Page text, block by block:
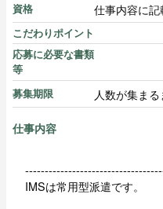
資格
仕事内容に記
こだわりポイント
応募に必要な書類
等
募集期限
人数が集ま
仕事内容
IMSは常用型派遣です。